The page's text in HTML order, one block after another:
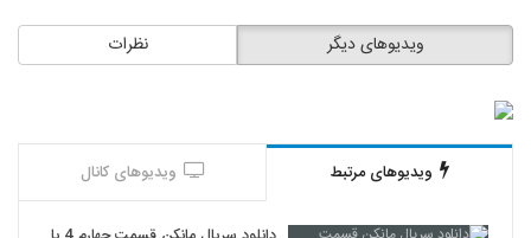
نظرات ویدیوهای دیگر
ویدیوهای مرتبط ویدیوهای کانال